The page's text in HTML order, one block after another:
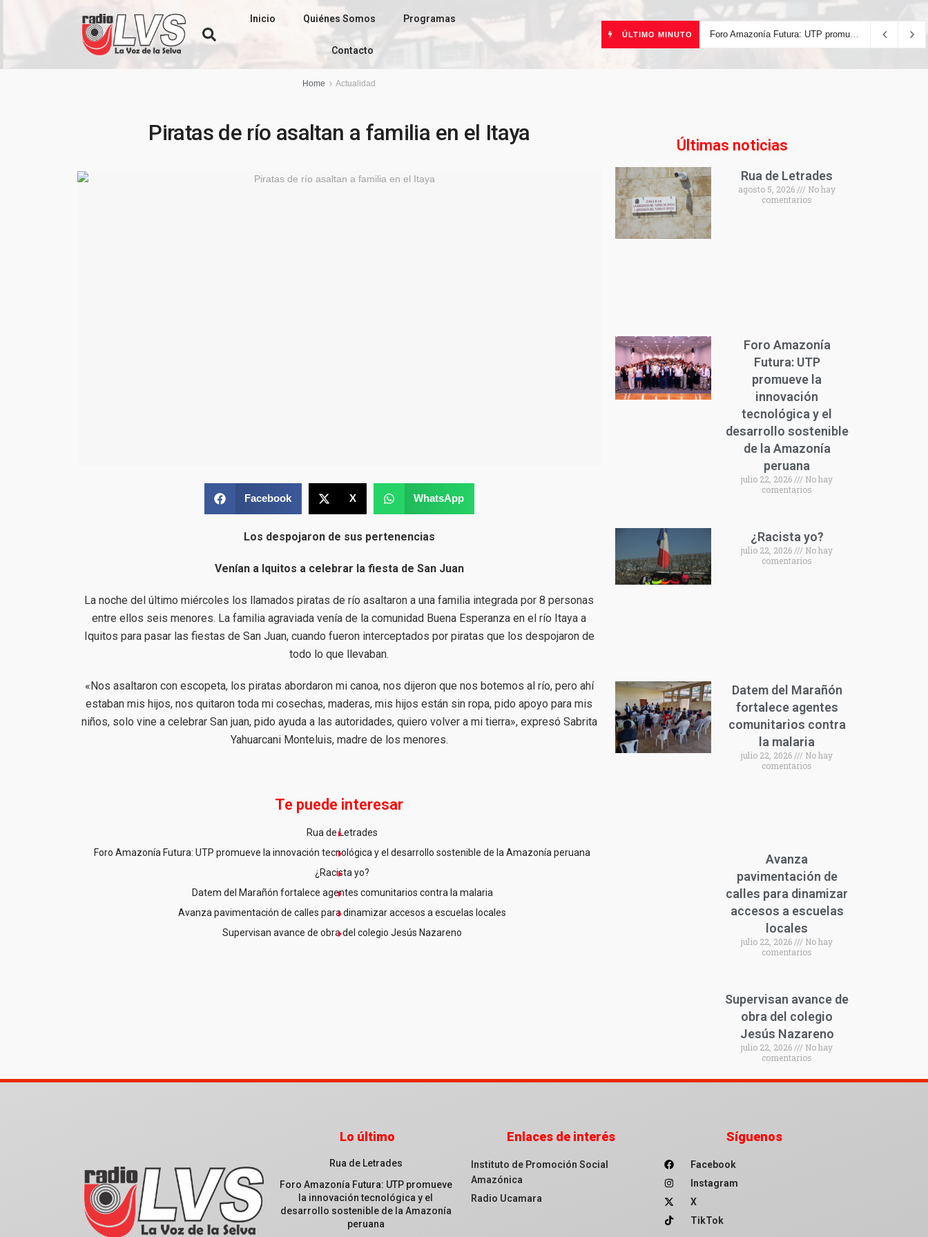
Inicio Quiénes Somos Programas
Contacto
ÚLTIMO MINUTO Foro Amazonía Futura: UTP promueve la innovación tecnológica y el desarrollo sostenible de la Amazonía peruana
Home Actualidad
Piratas de río asaltan a familia en el Itaya
Facebook X WhatsApp
Los despojaron de sus pertenencias
Venían a Iquitos a celebrar la fiesta de San Juan
La noche del último miércoles los llamados piratas de río asaltaron a una familia integrada por 8 personas
entre ellos seis menores. La familia agraviada venía de la comunidad Buena Esperanza en el río Itaya a
Iquitos para pasar las fiestas de San Juan, cuando fueron interceptados por piratas que los despojaron de
todo lo que llevaban.
«Nos asaltaron con escopeta, los piratas abordaron mi canoa, nos dijeron que nos botemos al río, pero ahí
estaban mis hijos, nos quitaron toda mi cosechas, maderas, mis hijos están sin ropa, pido apoyo para mis
niños, solo vine a celebrar San juan, pido ayuda a las autoridades, quiero volver a mi tierra», expresó Sabrita
Yahuarcani Monteluis, madre de los menores.
Te puede interesar
Rua de Letrades
Foro Amazonía Futura: UTP promueve la innovación tecnológica y el desarrollo sostenible de la Amazonía peruana
¿Racista yo?
Datem del Marañón fortalece agentes comunitarios contra la malaria
Avanza pavimentación de calles para dinamizar accesos a escuelas locales
Supervisan avance de obra del colegio Jesús Nazareno
Últimas noticias
Rua de Letrades
agosto 5, 2026
No hay
comentarios
Foro Amazonía
Futura: UTP
promueve la
innovación
tecnológica y el
desarrollo sostenible
de la Amazonía
peruana
julio 22, 2026
No hay
comentarios
¿Racista yo?
julio 22, 2026
No hay
comentarios
Datem del Marañón
fortalece agentes
comunitarios contra
la malaria
julio 22, 2026
No hay
comentarios
Avanza
pavimentación de
calles para dinamizar
accesos a escuelas
locales
julio 22, 2026
No hay
comentarios
Supervisan avance de
obra del colegio
Jesús Nazareno
julio 22, 2026
No hay
comentarios
Lo último
Rua de Letrades
Foro Amazonía Futura: UTP promueve
la innovación tecnológica y el
desarrollo sostenible de la Amazonía
peruana
Enlaces de interés
Instituto de Promoción Social
Amazónica
Radio Ucamara
Síguenos
Facebook
Instagram
X
TikTok